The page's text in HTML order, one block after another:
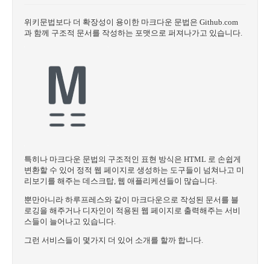
위키문법보다 더 확장성이 용이한 마크다운 문법은 Github.com
과 함께 구조적 문서를 작성하는 포맷으로 퍼져나가고 있습니다.
특히나 마크다운 문법의 구조적인 표현 방식은 HTML 로 손쉽게
변환할 수 있어 정적 웹 페이지로 생성하는 도구들이 넘쳐나고 미
리보기를 해주는 데스크탑, 웹 애플리케션들이 많습니다.
뿐만아니라 하루프레스와 같이 마크다운으로 작성된 문서를 블
로깅을 해주거나 디자인이 적용된 웹 페이지로 출력해주는 서비
스들이 늘어나고 있습니다.
그런 서비스들이 몇가지 더 있어 소개를 할까 합니다.